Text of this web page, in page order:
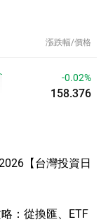
漲跌幅/價格
-0.02%
158.375
【台灣投資日
：從換匯、ETF